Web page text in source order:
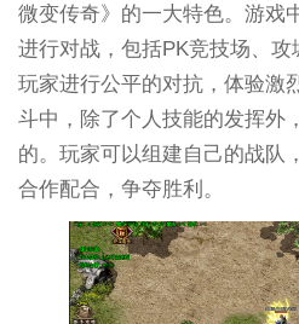
微变传奇》的一大特色。游戏
进行对战，包括PK竞技场、
玩家进行公平的对抗，体验激
斗中，除了个人技能的发挥外
的。玩家可以组建自己的战队
合作配合，争夺胜利。